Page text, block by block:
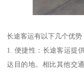
长途客运有以下几个优势
1. 便捷性：长途客运提
达目的地。相比其他交